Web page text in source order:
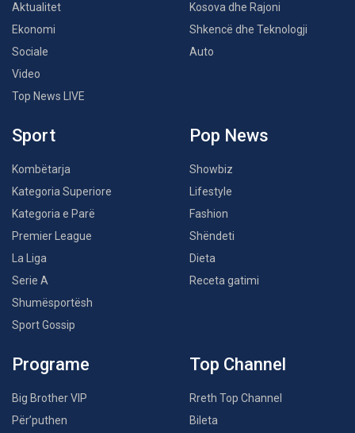
Aktualitet
Ekonomi
Sociale
Video
Top News LIVE
Kosova dhe Rajoni
Shkencë dhe Teknologji
Auto
Sport
Kombëtarja
Kategoria Superiore
Kategoria e Parë
Premier League
La Liga
Serie A
Shumësportësh
Sport Gossip
Pop News
Showbiz
Lifestyle
Fashion
Shëndeti
Dieta
Receta gatimi
Programe
Big Brother VIP
Për’puthen
Top Channel
Rreth Top Channel
Bileta